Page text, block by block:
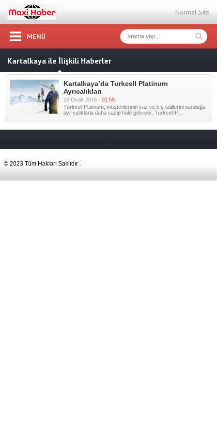
Normal Site
MENÜ
Kartalkaya ile İlişkili Haberler
Kartalkaya’da Turkcell Platinum
Ayrıcalıkları
15 Ocak 2016 - 01:55
Turkcell Platinum, müşterilerinin yaz ve kış tatillerini sunduğu
ayrıcalıklarla daha cazip hale getiriyor. Turkcell P ...
© 2023 Tüm Hakları Saklıdır .